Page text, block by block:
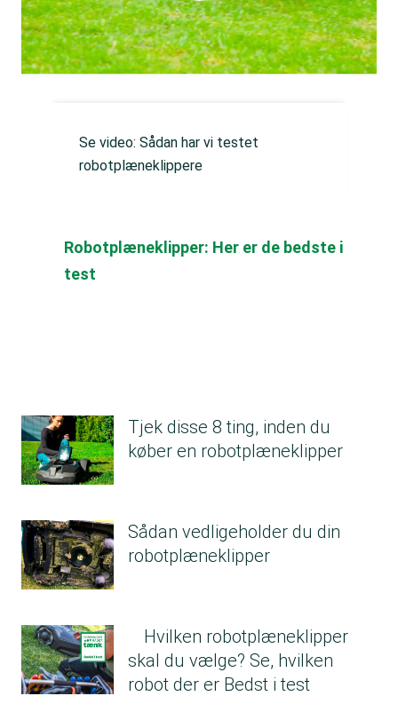
Se video: Sådan har vi testet
robotplæneklippere
Robotplæneklipper: Her er de bedste i
test
Tjek disse 8 ting, inden du
køber en robotplæneklipper
Sådan vedligeholder du din
robotplæneklipper
Hvilken robotplæneklipper
skal du vælge? Se, hvilken
robot der er Bedst i test